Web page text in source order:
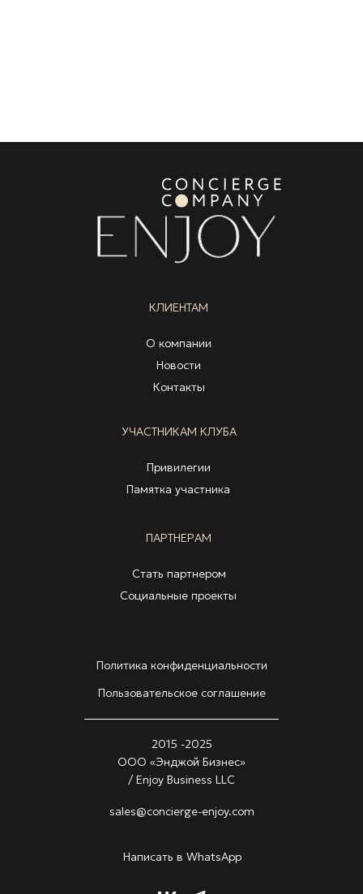
КЛИЕНТАМ
УЧАСТНИКАМ КЛУБА
ПАРТНЕРАМ
О компании
Привилегии
Стать партнером
Новости
Памятка участника
Социальные проекты
Контакты
Пользовательское соглашение
Политика конфиденциальности
2015 -2025
ООО «Энджой Бизнес»
/ Enjoy Business LLC
sales@concierge-enjoy.com
Написать в WhatsApp